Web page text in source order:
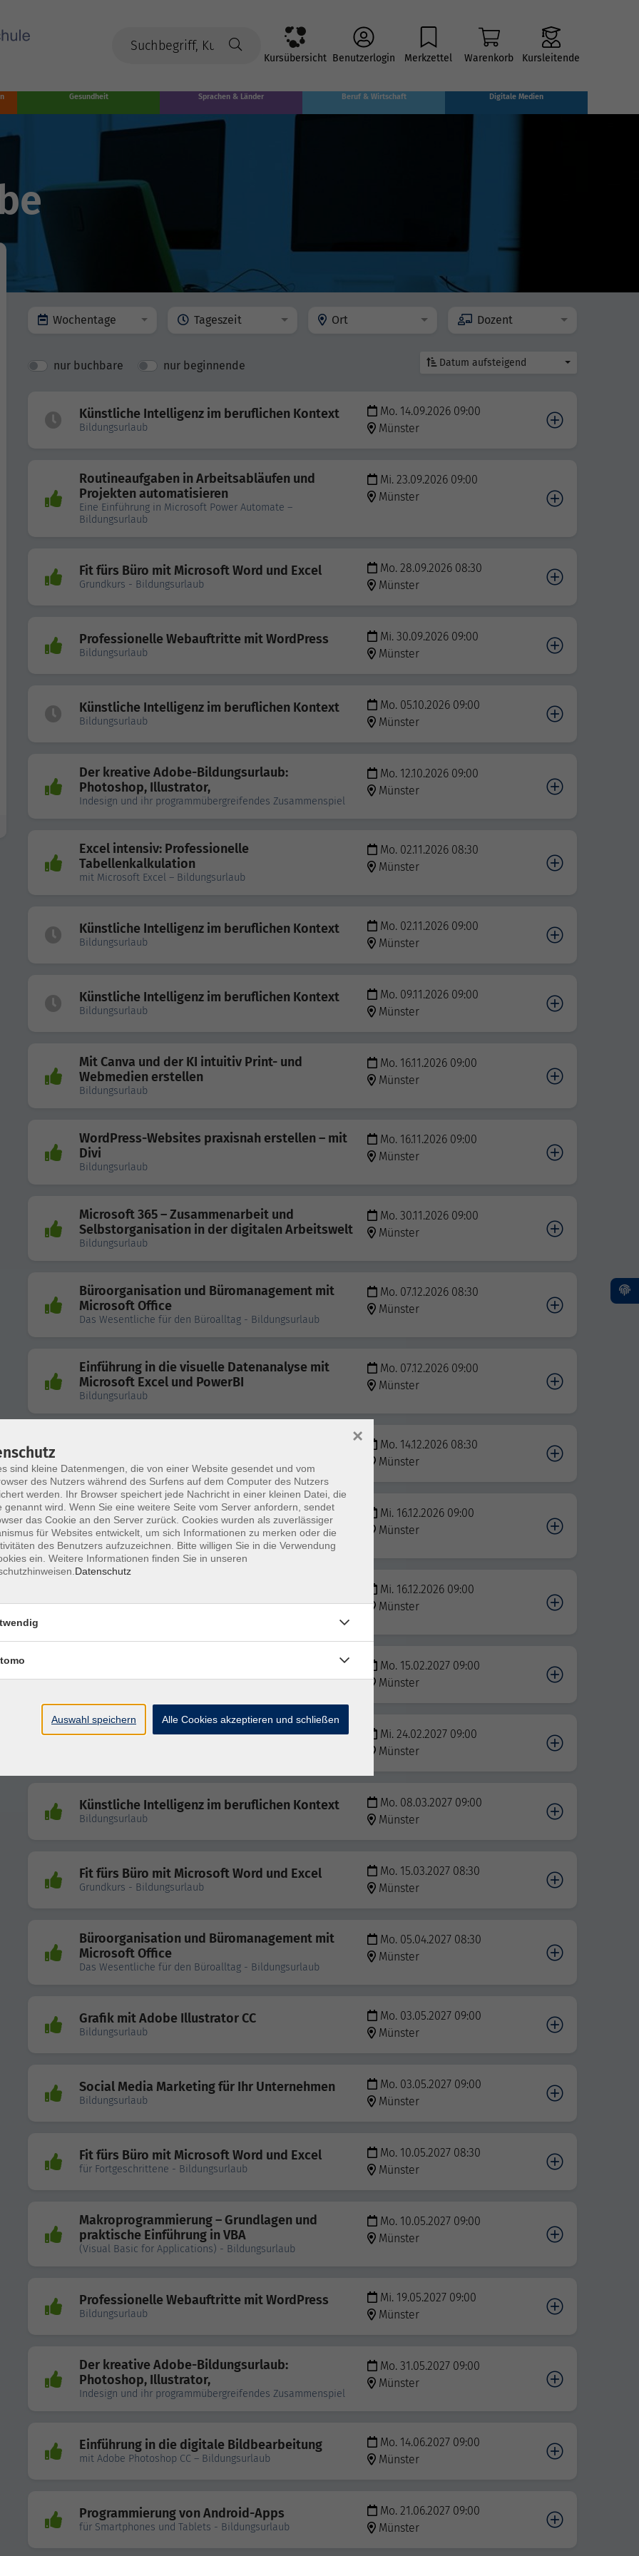
Kursübersicht Benutzerlogin Merkzettel Warenkorb Kursleitende
Gesundheit Sprachen & Länder Beruf & Wirtschaft Digitale Medien
Wochentage Tageszeit Ort Dozent
nur buchbare nur beginnende Datum aufsteigend
Künstliche Intelligenz im beruflichen Kontext
Bildungsurlaub
Mo. 14.09.2026 09:00
Münster
Routineaufgaben in Arbeitsabläufen und
Projekten automatisieren
Eine Einführung in Microsoft Power Automate –
Bildungsurlaub
Mi. 23.09.2026 09:00
Münster
Fit fürs Büro mit Microsoft Word und Excel
Grundkurs - Bildungsurlaub
Mo. 28.09.2026 08:30
Münster
Professionelle Webauftritte mit WordPress
Bildungsurlaub
Mi. 30.09.2026 09:00
Münster
Künstliche Intelligenz im beruflichen Kontext
Bildungsurlaub
Mo. 05.10.2026 09:00
Münster
Der kreative Adobe-Bildungsurlaub:
Photoshop, Illustrator,
Indesign und ihr programmübergreifendes Zusammenspiel
Mo. 12.10.2026 09:00
Münster
Excel intensiv: Professionelle
Tabellenkalkulation
mit Microsoft Excel – Bildungsurlaub
Mo. 02.11.2026 08:30
Münster
Künstliche Intelligenz im beruflichen Kontext
Bildungsurlaub
Mo. 02.11.2026 09:00
Münster
Künstliche Intelligenz im beruflichen Kontext
Bildungsurlaub
Mo. 09.11.2026 09:00
Münster
Mit Canva und der KI intuitiv Print- und
Webmedien erstellen
Bildungsurlaub
Mo. 16.11.2026 09:00
Münster
WordPress-Websites praxisnah erstellen – mit
Divi
Bildungsurlaub
Mo. 16.11.2026 09:00
Münster
Microsoft 365 – Zusammenarbeit und
Selbstorganisation in der digitalen Arbeitswelt
Bildungsurlaub
Mo. 30.11.2026 09:00
Münster
Büroorganisation und Büromanagement mit
Microsoft Office
Das Wesentliche für den Büroalltag - Bildungsurlaub
Mo. 07.12.2026 08:30
Münster
Einführung in die visuelle Datenanalyse mit
Microsoft Excel und PowerBI
Bildungsurlaub
Mo. 07.12.2026 09:00
Münster
Mo. 14.12.2026 08:30
Münster
Routineaufgaben mit Microsoft PowerShell
automatisieren
Bildungsurlaub
Mi. 16.12.2026 09:00
Münster
Büroorganisation 4.0
Mi. 16.12.2026 09:00
Münster
Bildungsurlaub
Mo. 15.02.2027 09:00
Münster
Design für Nichtdesigner
Mi. 24.02.2027 09:00
Münster
Künstliche Intelligenz im beruflichen Kontext
Bildungsurlaub
Mo. 08.03.2027 09:00
Münster
Fit fürs Büro mit Microsoft Word und Excel
Grundkurs - Bildungsurlaub
Mo. 15.03.2027 08:30
Münster
Büroorganisation und Büromanagement mit
Microsoft Office
Das Wesentliche für den Büroalltag - Bildungsurlaub
Mo. 05.04.2027 08:30
Münster
Grafik mit Adobe Illustrator CC
Bildungsurlaub
Mo. 03.05.2027 09:00
Münster
Social Media Marketing für Ihr Unternehmen
Bildungsurlaub
Mo. 03.05.2027 09:00
Münster
Fit fürs Büro mit Microsoft Word und Excel
für Fortgeschrittene - Bildungsurlaub
Mo. 10.05.2027 08:30
Münster
Makroprogrammierung – Grundlagen und
praktische Einführung in VBA
(Visual Basic for Applications) - Bildungsurlaub
Mo. 10.05.2027 09:00
Münster
Professionelle Webauftritte mit WordPress
Bildungsurlaub
Mi. 19.05.2027 09:00
Münster
Der kreative Adobe-Bildungsurlaub:
Photoshop, Illustrator,
Indesign und ihr programmübergreifendes Zusammenspiel
Mo. 31.05.2027 09:00
Münster
Einführung in die digitale Bildbearbeitung
mit Adobe Photoshop CC – Bildungsurlaub
Mo. 14.06.2027 09:00
Münster
Programmierung von Android-Apps
für Smartphones und Tablets - Bildungsurlaub
Mo. 21.06.2027 09:00
Münster
sind kleine Datenmengen, die von einer Website gesendet und vom
des Nutzers während des Surfens auf dem Computer des Nutzers
werden. Ihr Browser speichert jede Nachricht in einer kleinen Datei, die
genannt wird. Wenn Sie eine weitere Seite vom Server anfordern, sendet
das Cookie an den Server zurück. Cookies wurden als zuverlässiger
für Websites entwickelt, um sich Informationen zu merken oder die
des Benutzers aufzuzeichnen. Bitte willigen Sie in die Verwendung
ein. Weitere Informationen finden Sie in unseren
Datenschutz
×
Auswahl speichern Alle Cookies akzeptieren und schließen